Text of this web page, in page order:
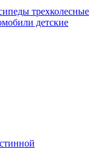
трехколесные
детские